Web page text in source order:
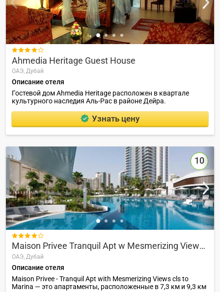

Ahmedia Heritage Guest House
ОАЭ, Дубай
Описание отеля
Гостевой дом Ahmedia Heritage расположен в квартале
культурного наследия Аль-Рас в районе Дейра.
Узнать цену
10

Maison Privee Tranquil Apt w Mesmerizing Views Cls to Marina
ОАЭ, Дубай
Описание отеля
Maison Privee - Tranquil Apt with Mesmerizing Views cls to
Marina — это апартаменты, расположенные в 7,3 км и 9,3 км